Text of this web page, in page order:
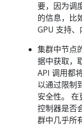
要，因为调
的信息，比
GPU 支持、
集群中节点
据中获取，
API 调用都
以通过限制
安全性。
控制器是否
群中几乎所